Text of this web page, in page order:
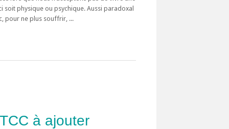
soit physique ou psychique. Aussi paradoxal
pour ne plus souffrir, ...
à ajouter